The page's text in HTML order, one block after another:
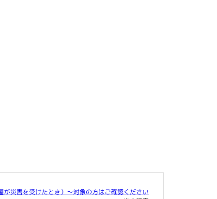
災害を受けたとき）～対象の方はご確認ください